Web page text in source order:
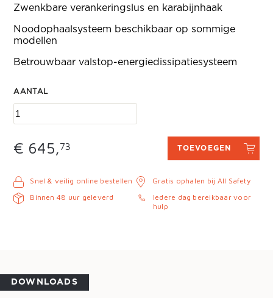
Zwenkbare verankeringslus en karabijnhaak
Noodophaalsysteem beschikbaar op sommige
modellen
Betrouwbaar valstop-energiedissipatiesysteem
AANTAL
€ 645,73 TOEVOEGEN
Snel & veilig online bestellen
Binnen 48 uur geleverd
Gratis ophalen bij All Safety
Iedere dag bereikbaar voor
hulp
DOWNLOADS